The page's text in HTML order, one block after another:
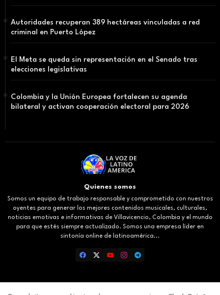
Autoridades recuperan 389 hectáreas vinculadas a red
criminal en Puerto López
El Meta se queda sin representación en el Senado tras
elecciones legislativas
Colombia y la Unión Europea fortalecen su agenda
bilateral y activan cooperación electoral para 2026
Quienes somos
Somos un equipo de trabajo responsable y comprometido con nuestros
oyentes para generar los mejores contenidos musicales, culturales,
noticias emotivas e informativas de Villavicencio, Colombia y el mundo
para que estés siempre actualizado. Somos una empresa líder en
sintonía online de latinoamérica...